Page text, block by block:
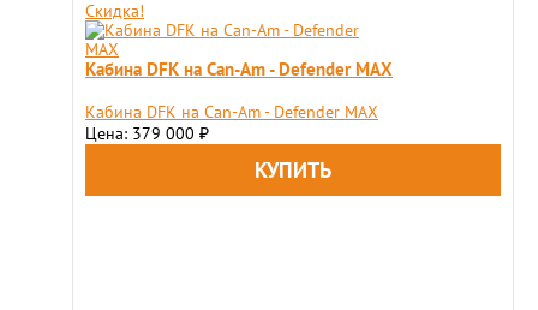
Скидка!
Кабина DFK на Can-Am - Defender MAX
Кабина DFK на Can-Am - Defender MAX
Цена: 379 000 ₽